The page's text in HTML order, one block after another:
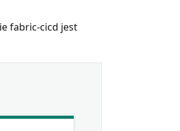
fabric-cicd jest